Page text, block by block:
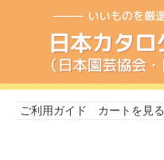
ご利用ガイド カートを見る